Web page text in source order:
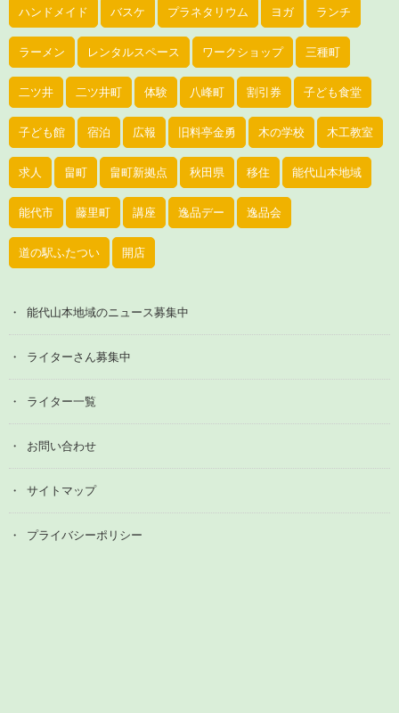
ハンドメイド バスケ プラネタリウム ヨガ ランチ
ラーメン レンタルスペース ワークショップ 三種町
二ツ井 二ツ井町 体験 八峰町 割引券 子ども食堂
子ども館 宿泊 広報 旧料亭金勇 木の学校 木工教室
求人 畠町 畠町新拠点 秋田県 移住 能代山本地域
能代市 藤里町 講座 逸品デー 逸品会
道の駅ふたつい 開店
能代山本地域のニュース募集中
ライターさん募集中
ライター一覧
お問い合わせ
サイトマップ
プライバシーポリシー